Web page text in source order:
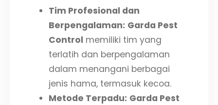
Tim Profesional dan
Berpengalaman: Garda Pest
Control memiliki tim yang
terlatih dan berpengalaman
dalam menangani berbagai
jenis hama, termasuk kecoa.
Metode Terpadu: Garda Pest